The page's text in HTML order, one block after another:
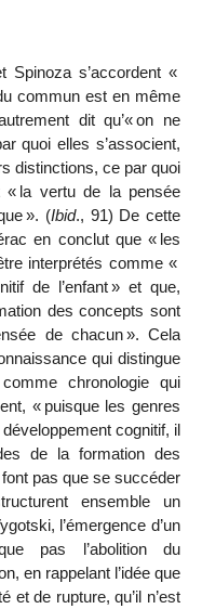
Spinoza s’accordent «
commun est en même
dit qu’«on ne
quoi elles s’associent,
distinctions, ce par quoi
« la vertu de la pensée
». (Ibid., 91) De cette
en conclut que « les
interprétés comme «
de l’enfant» et que,
des concepts sont
de chacun». Cela
qui distingue
chronologie qui
« puisque les genres
cognitif, il
de la formation des
pas que se succéder
ensemble un
l’émergence d’un
pas l’abolition du
en rappelant l’idée que
et de rupture, qu’il n’est